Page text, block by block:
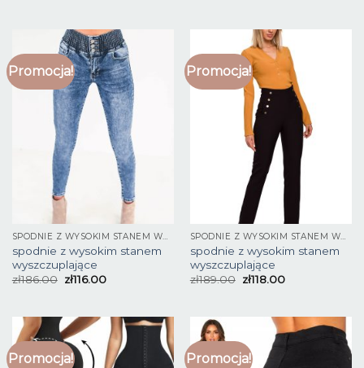
Promocja!
SPODNIE Z WYSOKIM STANEM WYSZCZUPLAJĄCE
spodnie z wysokim stanem
wyszczuplające
zł186.00 zł116.00
Promocja!
SPODNIE Z WYSOKIM STANEM WYSZCZUPLAJĄCE
spodnie z wysokim stanem
wyszczuplające
zł189.00 zł118.00
Promocja! Promocja!